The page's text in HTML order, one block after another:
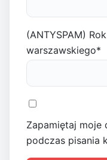
(ANTYSPAM)
warszawskiego*
Zapamiętaj moje
podczas pisania